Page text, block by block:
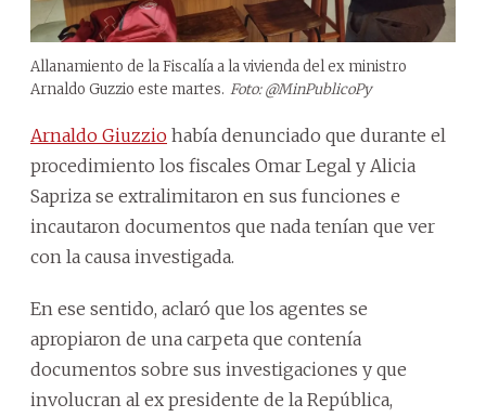
Allanamiento de la Fiscalía a la vivienda del ex ministro
Arnaldo Guzzio este martes. Foto: @MinPublicoPy
Arnaldo Giuzzio había denunciado que durante el
procedimiento los fiscales Omar Legal y Alicia
Sapriza se extralimitaron en sus funciones e
incautaron documentos que nada tenían que ver
con la causa investigada.
En ese sentido, aclaró que los agentes se
apropiaron de una carpeta que contenía
documentos sobre sus investigaciones y que
involucran al ex presidente de la República,